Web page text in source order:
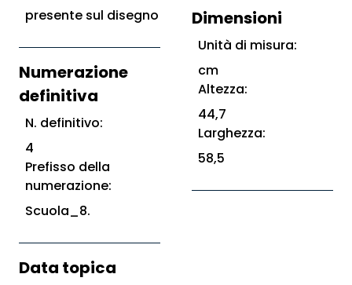
presente sul disegno
Numerazione
definitiva
N. definitivo:
4
Prefisso della
numerazione:
Scuola_8.
Data topica
Dimensioni
Unità di misura:
cm
Altezza:
44,7
Larghezza:
58,5